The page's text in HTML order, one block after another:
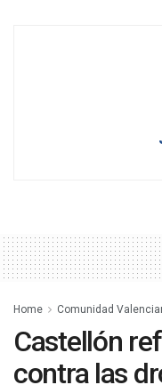
Home Comunidad
Castellón
contra las